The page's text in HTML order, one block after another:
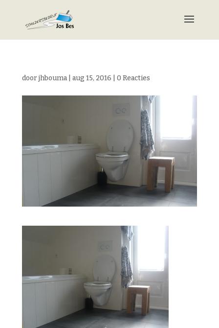
doorjhbouma| aug 15, 2016 0 Reacties